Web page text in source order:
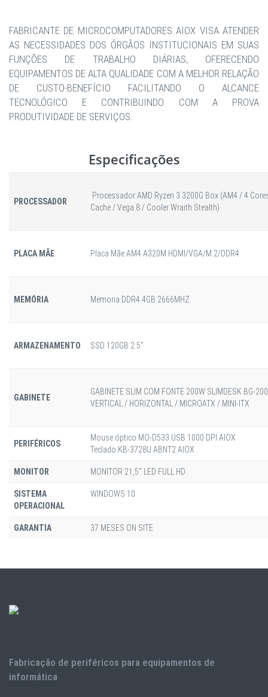
FABRICANTE DE MICROCOMPUTADORES AIOX VISA ATENDER
AS NECESSIDADES DOS ÓRGÃOS INSTITUCIONAIS EM SUAS
FUNÇÕES DE TRABALHO DIÁRIAS, OFERECENDO
EQUIPAMENTOS DE ALTA QUALIDADE COM A MELHOR RELAÇÃO
DE CUSTO-BENEFÍCIO FACILITANDO O ALCANCE
TECNOLÓGICO E CONTRIBUINDO COM A PROVA
PRODUTIVIDADE DE SERVIÇOS.
Especificações
PROCESSADOR
Processador AMD Ryzen 3 3200G Box (AM4 / 4
Cache / Vega 8 / Cooler Wraith Stealth)
PLACA MÃE Placa Mãe AM4 A320M HDMI/VGA/M.2/DDR4
MEMÓRIA Memoria DDR4 4GB 2666MHZ
ARMAZENAMENTO SSD 120GB 2.5"
GABINETE
GABINETE SLIM COM FONTE 200W SLIMDESK BG-
VERTICAL / HORIZONTAL / MICROATX / MINI-ITX
PERIFÉRICOS
Mouse óptico MO-D533 USB 1000 DPI AIOX
Teclado KB-3728U ABNT2 AIOX
MONITOR MONITOR 21,5" LED FULL HD
SISTEMA
OPERACIONAL
WINDOWS 10
GARANTIA 37 MESES ON SITE
Fabricação de periféricos para equipamentos de
informática